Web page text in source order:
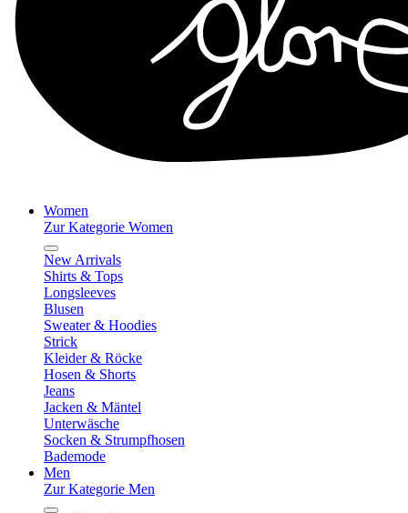
Women
Zur Kategorie Women
New Arrivals
Shirts & Tops
Longsleeves
Blusen
Sweater & Hoodies
Strick
Kleider & Röcke
Hosen & Shorts
Jeans
Jacken & Mäntel
Unterwäsche
Socken & Strumpfhosen
Bademode
Men
Zur Kategorie Men